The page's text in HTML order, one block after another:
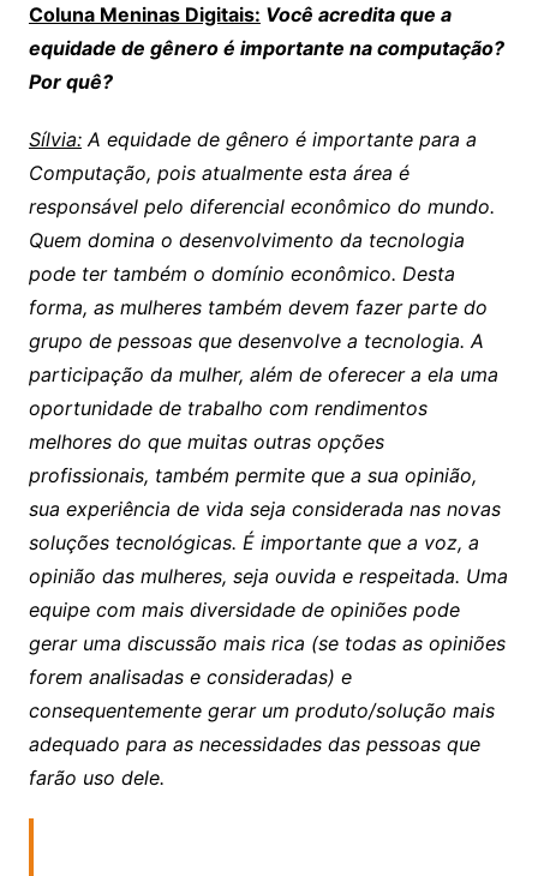
Coluna Meninas Digitais: Você acredita que a
equidade de gênero é importante na computação?
Por quê?
Sílvia:A equidade de gênero é importante para a
Computação, pois atualmente esta área é
responsável pelo diferencial econômico do mundo.
Quem domina o desenvolvimento da tecnologia
pode ter também o domínio econômico. Desta
forma, as mulheres também devem fazer parte do
grupo de pessoas que desenvolve a tecnologia. A
participação da mulher, além de oferecer a ela uma
oportunidade de trabalho com rendimentos
melhores do que muitas outras opções
profissionais, também permite que a sua opinião,
sua experiência de vida seja considerada nas novas
soluções tecnológicas. É importante que a voz, a
opinião das mulheres, seja ouvida e respeitada. Uma
equipe com mais diversidade de opiniões pode
gerar uma discussão mais rica (se todas as opiniões
forem analisadas e consideradas) e
consequentemente gerar um produto/solução mais
adequado para as necessidades das pessoas que
farão uso dele.